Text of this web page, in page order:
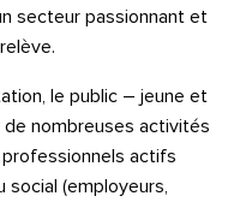
secteur passionnant et
le public – jeune et
nombreuses activités
actifs
social (employeurs,